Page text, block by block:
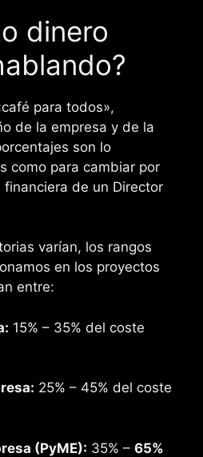
dinero
para todos»,
de la empresa y de la
son lo
como para cambiar por
de un Director
varían, los rangos
en los proyectos
entre:
15% – 35% del coste
25% – 45% del coste
(PyME): 35% – 65%